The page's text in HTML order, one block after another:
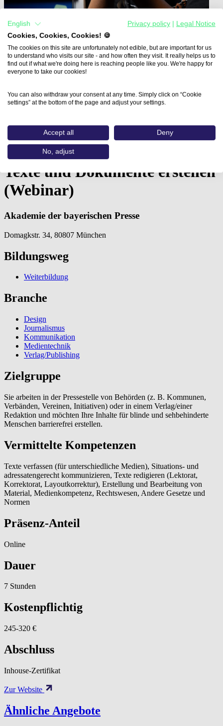
Barrierefreie Website-Inhalte, Texte und…
Barrierefreie Website-Inhalte,
Texte und Dokumente erstellen
(Webinar)
Akademie der bayerischen Presse
Domagkstr. 34, 80807 München
Bildungsweg
Weiterbildung
Branche
Design
Journalismus
Kommunikation
Medientechnik
Verlag/Publishing
Zielgruppe
Sie arbeiten in der Pressestelle von Behörden (z. B. Kommunen,
Verbänden, Vereinen, Initiativen) oder in einem Verlag/einer
Redaktion und möchten Ihre Inhalte für blinde und sehbehinderte
Menschen barrierefrei erstellen.
Vermittelte Kompetenzen
Texte verfassen (für unterschiedliche Medien), Situations- und
adressatengerecht kommunizieren, Texte redigieren (Lektorat,
Korrektorat, Layoutkorrektur), Erstellung und Bearbeitung von
Material, Medienkompetenz, Rechtswesen, Andere Gesetze und
Normen
Präsenz-Anteil
Online
Dauer
7 Stunden
Kostenpflichtig
245-320 €
Abschluss
Inhouse-Zertifikat
Zur Website
Ähnliche Angebote
English Privacy policy
Legal Notice
Cookies, Cookies, Cookies! 🍪
The cookies on this site are unfortunately not edible, but are important for us
to understand who visits our site - and how often they visit. It really helps us to
find out if what we're doing here is reaching people like you. We're happy for
everyone to take our cookies!
You can also withdraw your consent at any time. Simply click on “Cookie
settings” at the bottom of the page and adjust your settings.
Accept all Deny
No, adjust